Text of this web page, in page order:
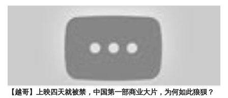
【越哥】上映四天就被禁，中国第一部商业大片，为何如此狼狈？